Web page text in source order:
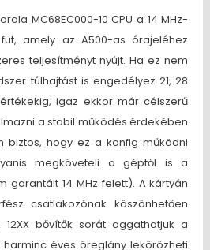
MC68EC000-10 CPU a 14 MHz-
amely az A500-as órajeléhez
teljesítményt nyújt. Ha ez nem
túlhajtást is engedélyez 21, 28
igaz ekkor már célszerű
a stabil működés érdekében
biztos, hogy ez a konfig működni
megköveteli a géptől is a
garantált 14 MHz felett). A kártyán
csatlakozónak köszönhetően
12XX bővítők sorát aggathatjuk a
éves öreglány lekörözheti